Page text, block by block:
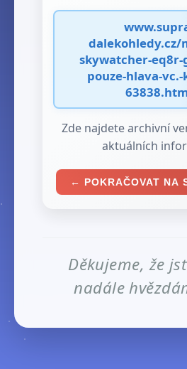
dalekohledy.cz/
skywatcher-
pouze-hlava-
Zde najdete archivní
aktuálních
← POKRAČOVAT NA
Děkujeme, že
nadále